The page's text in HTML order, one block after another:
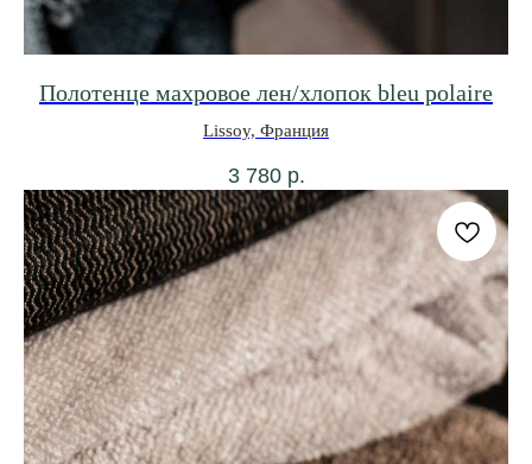
ВИШЛИСТ
0
КАТАЛОГ
Полотенце махровое лен/хлопок bleu polaire
Lissoy, Франция
3 780 р.
© 2021-2026 Салон мебели и декора «Предметы»
Публичный договор оферты